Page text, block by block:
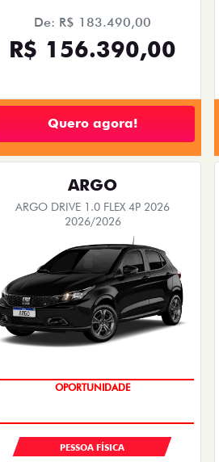
De: R$ 183.490,00
R$ 156.390,00
Quero agora!
ARGO
ARGO DRIVE 1.0 FLEX 4P 2026
2026/2026
BÔNUS DE 6 MIL REAIS
PESSOA FÍSICA